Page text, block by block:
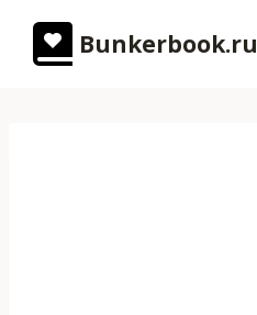
содержимому
Bunkerbook.ru